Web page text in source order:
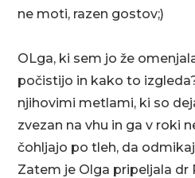
ne moti, razen gostov;)
OLga, ki sem jo že
počistijo in kako to
njihovimi metlami, ki so
zvezan na vhu in ga v roki
čohljajo po tleh, da
Zatem je Olga pripeljala dr